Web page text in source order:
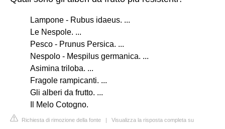
Lampone - Rubus idaeus. ...
Le Nespole. ...
Pesco - Prunus Persica. ...
Nespolo - Mespilus germanica. ...
Asimina triloba. ...
Fragole rampicanti. ...
Gli alberi da frutto. ...
Il Melo Cotogno.
Richiesta di rimozione della fonte | Visualizza la risposta completa su